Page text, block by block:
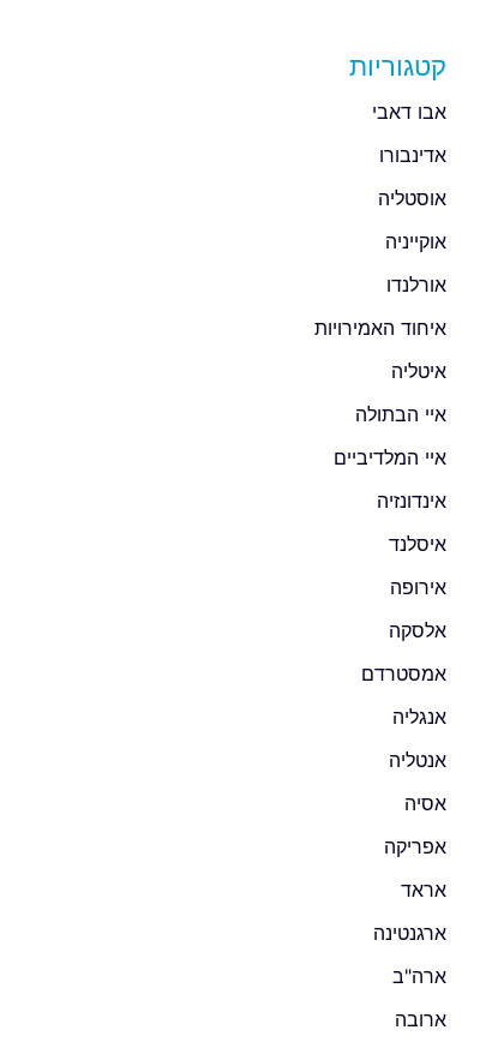
קטגוריות
אבו דאבי
אדינבורו
אוסטליה
אוקייניה
אורלנדו
איחוד האמירויות
איטליה
איי הבתולה
איי המלדיביים
אינדונזיה
איסלנד
אירופה
אלסקה
אמסטרדם
אנגליה
אנטליה
אסיה
אפריקה
אראד
ארגנטינה
ארה"ב
ארובה